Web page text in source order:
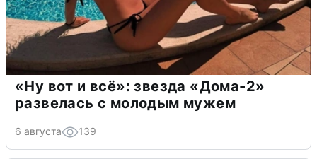
«Ну вот и всё»: звезда «Дома-2»
развелась с молодым мужем
6 августа 139